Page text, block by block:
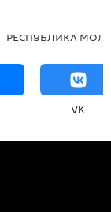
РЕСПУБЛИКА
VK